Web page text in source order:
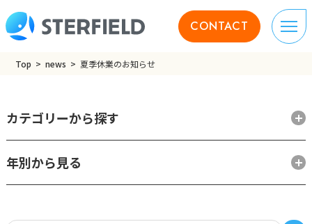
CONTACT
Top news 夏季休業のお知らせ
カテゴリーから探す
年別から見る